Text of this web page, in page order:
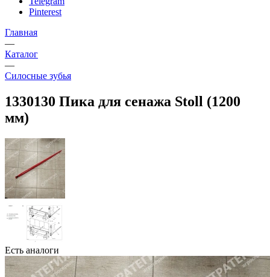
Pinterest
Главная
—
Каталог
—
Cилосные зубья
1330130 Пика для сенажа Stoll (1200
мм)
Есть аналоги